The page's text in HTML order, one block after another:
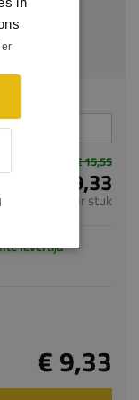
€ 15,55
€ 9,33
per stuk
levertijd
€ 9,33